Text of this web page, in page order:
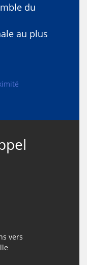
du
au plus
vers